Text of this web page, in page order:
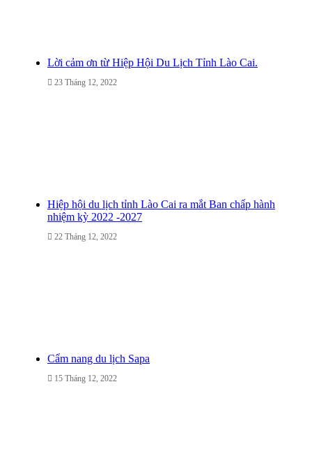
Lời cảm ơn từ Hiệp Hội Du Lịch Tỉnh Lào Cai.
23 Tháng 12, 2022
Hiệp hội du lịch tỉnh Lào Cai ra mắt Ban chấp hành
nhiệm kỳ 2022 -2027
22 Tháng 12, 2022
Cẩm nang du lịch Sapa
15 Tháng 12, 2022